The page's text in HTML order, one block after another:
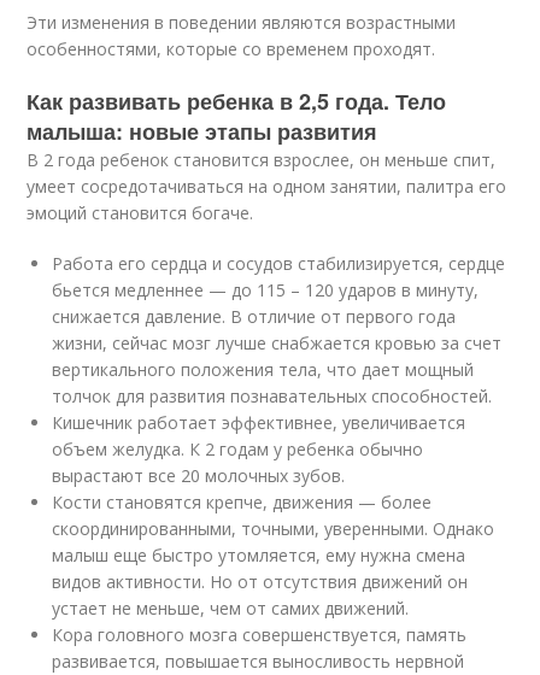
Эти изменения в поведении являются возрастными
особенностями, которые со временем проходят.
Как развивать ребенка в 2,5 года. Тело
малыша: новые этапы развития
В 2 года ребенок становится взрослее, он меньше спит,
умеет сосредотачиваться на одном занятии, палитра его
эмоций становится богаче.
Работа его сердца и сосудов стабилизируется, сердце
бьется медленнее — до 115 – 120 ударов в минуту,
снижается давление. В отличие от первого года
жизни, сейчас мозг лучше снабжается кровью за счет
вертикального положения тела, что дает мощный
толчок для развития познавательных способностей.
Кишечник работает эффективнее, увеличивается
объем желудка. К 2 годам у ребенка обычно
вырастают все 20 молочных зубов.
Кости становятся крепче, движения — более
скоординированными, точными, уверенными. Однако
малыш еще быстро утомляется, ему нужна смена
видов активности. Но от отсутствия движений он
устает не меньше, чем от самих движений.
Кора головного мозга совершенствуется, память
развивается, повышается выносливость нервной